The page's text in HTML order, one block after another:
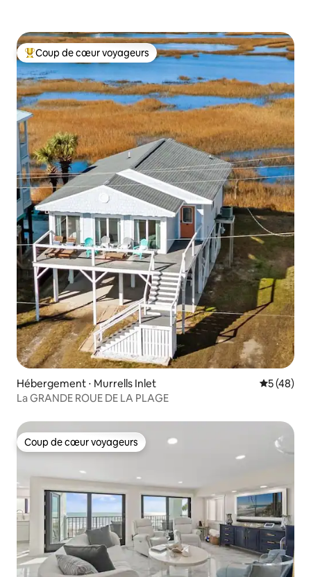
Coups de cœur voyageurs les plus appréciés
Coup de cœur voyageurs
Hébergement ⋅ Murrells Inlet
5 (48)
La GRANDE ROUE DE LA PLAGE
Coup de cœur voyageurs
Coup de cœur voyageurs